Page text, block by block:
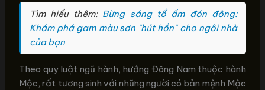
Tìm hiểu thêm: Bừng sáng tổ ấm đón đông:
Khám phá gam màu sơn "hút hồn" cho ngôi nhà
của bạn
Theo quy luật ngũ hành, hướng Đông Nam thuộc hành
Mộc, rất tương sinh với những người có bản mệnh Mộc